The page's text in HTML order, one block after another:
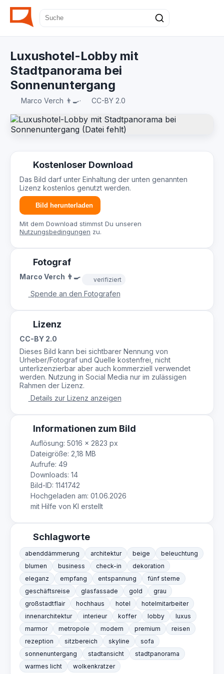
Luxushotel-Lobby mit
Stadtpanorama bei
Sonnenuntergang
Marco Verch 👨‍🍳· CC-BY 2.0
Kostenloser Download
Das Bild darf unter Einhaltung der unten genannten
Lizenz kostenlos genutzt werden.
Bild herunterladen
Mit dem Download stimmst Du unseren
Nutzungsbedingungen zu.
Fotograf
Marco Verch 👨‍🍳 verifiziert
Spende an den Fotografen
Lizenz
CC-BY 2.0
Dieses Bild kann bei sichtbarer Nennung von
Urheber/Fotograf und Quelle kostenfrei, nicht
unterlizenzierbar aber auch kommerziell verwendet
werden. Nutzung in Social Media nur im zulässigen
Rahmen der Lizenz.
Details zur Lizenz anzeigen
Informationen zum Bild
Auflösung: 5016 × 2823 px
Dateigröße: 2,18 MB
Aufrufe: 49
Downloads: 14
Bild-ID: 1141742
Hochgeladen am: 01.06.2026
mit Hilfe von KI erstellt
Schlagworte
abenddämmerung architektur beige
beleuchtung
blumen
business check-in
dekoration
eleganz
empfang entspannung
fünf sterne
geschäftsreise
glasfassade gold
grau
großstadtflair
hochhaus hotel
hotelmitarbeiter
innenarchitektur
interieur koffer lobby
luxus
marmor
metropole modern premium
reisen
rezeption
sitzbereich skyline
sofa
sonnenuntergang
stadtansicht
stadtpanorama
warmes licht
wolkenkratzer